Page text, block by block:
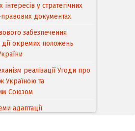
інтересів у стратегічних
документах
забезпечення
дії окремих положень
реалізації Угоди про
Україною та
Cоюзом
адаптації
України щодо зазначення
відповідно до